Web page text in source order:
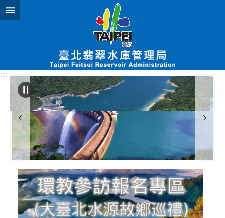
跳到主要內容區塊
::: :::